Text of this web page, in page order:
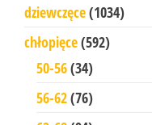
dziewczęce(1034)
chłopięce(592)
50-56(34)
56-62(76)